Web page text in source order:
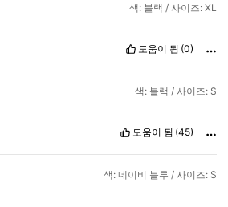
색: 블랙 / 사이즈: XL
도움이 됨 (0)
색: 블랙 / 사이즈: S
도움이 됨 (45)
색: 네이비 블루 / 사이즈: S